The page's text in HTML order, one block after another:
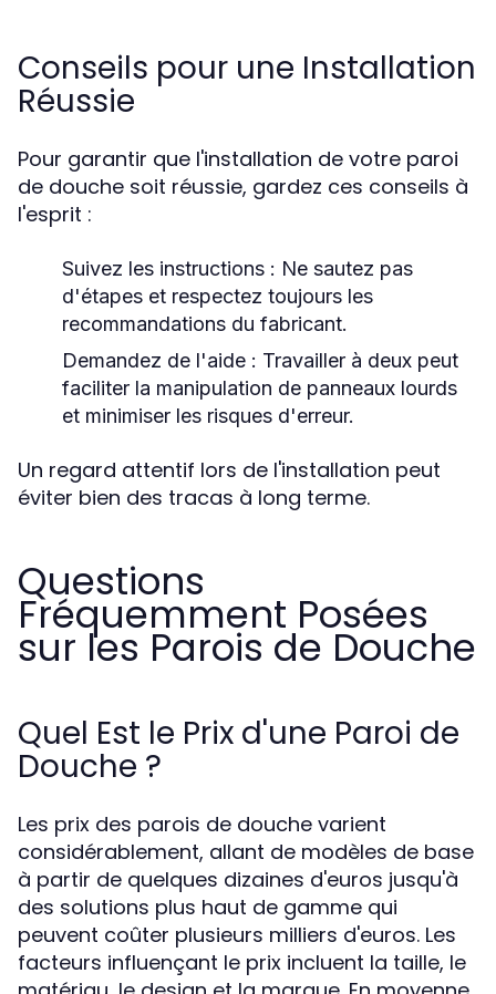
Conseils pour une Installation
Réussie
Pour garantir que l'installation de votre paroi
de douche soit réussie, gardez ces conseils à
l'esprit :
Suivez les instructions : Ne sautez pas
d'étapes et respectez toujours les
recommandations du fabricant.
Demandez de l'aide : Travailler à deux peut
faciliter la manipulation de panneaux lourds
et minimiser les risques d'erreur.
Un regard attentif lors de l'installation peut
éviter bien des tracas à long terme.
Questions
Fréquemment Posées
sur les Parois de Douche
Quel Est le Prix d'une Paroi de
Douche ?
Les prix des parois de douche varient
considérablement, allant de modèles de base
à partir de quelques dizaines d'euros jusqu'à
des solutions plus haut de gamme qui
peuvent coûter plusieurs milliers d'euros. Les
facteurs influençant le prix incluent la taille, le